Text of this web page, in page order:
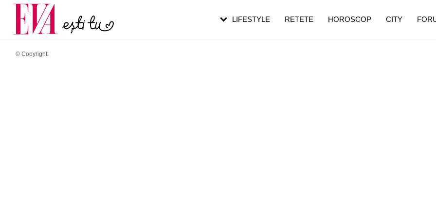
© Copyright:
LIFESTYLE RETETE HOROSCOP CITY
Carieră
Actualitate
pe măsură ce înaintezi în vârstă